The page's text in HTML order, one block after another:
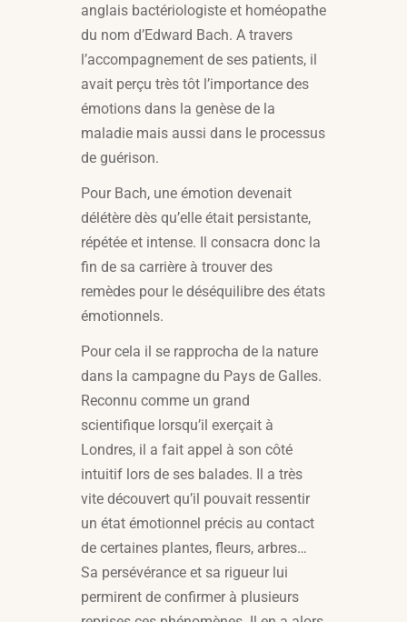
anglais bactériologiste et homéopathe
du nom d’Edward Bach. A travers
l’accompagnement de ses patients, il
avait perçu très tôt l’importance des
émotions dans la genèse de la
maladie mais aussi dans le processus
de guérison.
Pour Bach, une émotion devenait
délétère dès qu’elle était persistante,
répétée et intense. Il consacra donc la
fin de sa carrière à trouver des
remèdes pour le déséquilibre des états
émotionnels.
Pour cela il se rapprocha de la nature
dans la campagne du Pays de Galles.
Reconnu comme un grand
scientifique lorsqu’il exerçait à
Londres, il a fait appel à son côté
intuitif lors de ses balades. Il a très
vite découvert qu’il pouvait ressentir
un état émotionnel précis au contact
de certaines plantes, fleurs, arbres…
Sa persévérance et sa rigueur lui
permirent de confirmer à plusieurs